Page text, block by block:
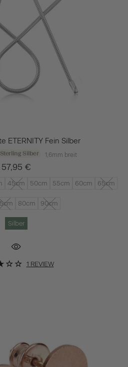
ETERNITY Fein Silber
Silber 1,6mm breit
57,95 €
45cm 50cm 55cm 60cm 65cm
80cm 90cm
Silber
1 REVIEW